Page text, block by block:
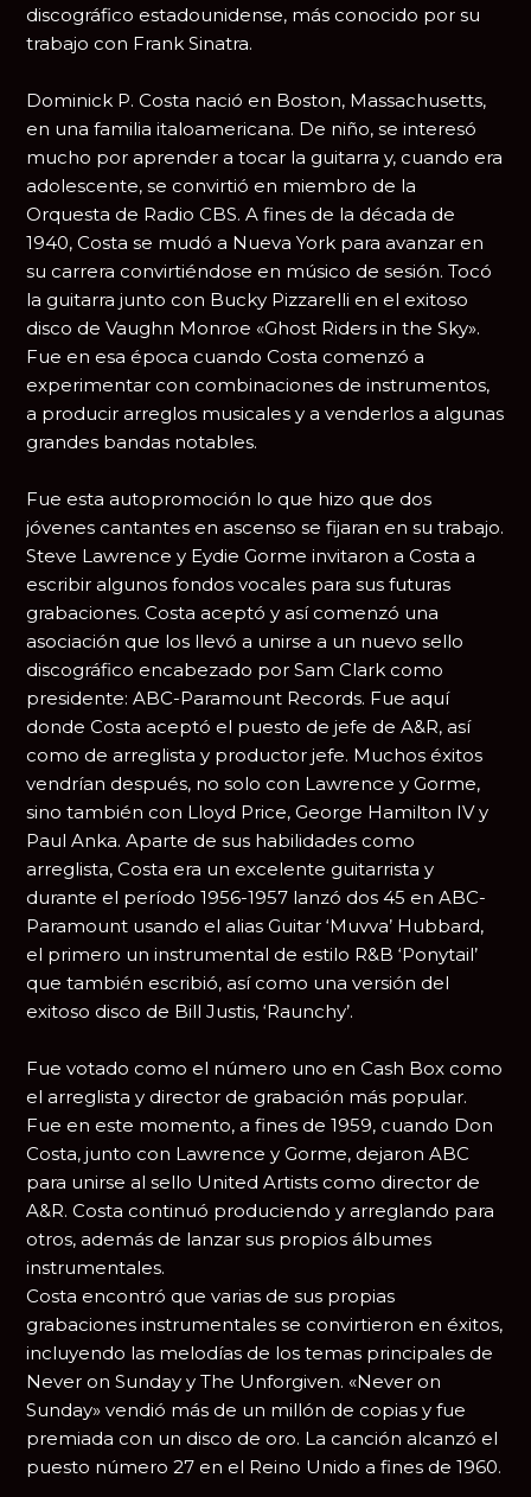
discográfico estadounidense, más conocido por su
trabajo con Frank Sinatra.
Dominick P. Costa nació en Boston, Massachusetts,
en una familia italoamericana. De niño, se interesó
mucho por aprender a tocar la guitarra y, cuando era
adolescente, se convirtió en miembro de la
Orquesta de Radio CBS. A fines de la década de
1940, Costa se mudó a Nueva York para avanzar en
su carrera convirtiéndose en músico de sesión. Tocó
la guitarra junto con Bucky Pizzarelli en el exitoso
disco de Vaughn Monroe «Ghost Riders in the Sky».
Fue en esa época cuando Costa comenzó a
experimentar con combinaciones de instrumentos,
a producir arreglos musicales y a venderlos a algunas
grandes bandas notables.
Fue esta autopromoción lo que hizo que dos
jóvenes cantantes en ascenso se fijaran en su trabajo.
Steve Lawrence y Eydie Gorme invitaron a Costa a
escribir algunos fondos vocales para sus futuras
grabaciones. Costa aceptó y así comenzó una
asociación que los llevó a unirse a un nuevo sello
discográfico encabezado por Sam Clark como
presidente: ABC-Paramount Records. Fue aquí
donde Costa aceptó el puesto de jefe de A&R, así
como de arreglista y productor jefe. Muchos éxitos
vendrían después, no solo con Lawrence y Gorme,
sino también con Lloyd Price, George Hamilton IV y
Paul Anka. Aparte de sus habilidades como
arreglista, Costa era un excelente guitarrista y
durante el período 1956-1957 lanzó dos 45 en ABC-
Paramount usando el alias Guitar ‘Muvva’ Hubbard,
el primero un instrumental de estilo R&B ‘Ponytail’
que también escribió, así como una versión del
exitoso disco de Bill Justis, ‘Raunchy’.
Fue votado como el número uno en Cash Box como
el arreglista y director de grabación más popular.
Fue en este momento, a fines de 1959, cuando Don
Costa, junto con Lawrence y Gorme, dejaron ABC
para unirse al sello United Artists como director de
A&R. Costa continuó produciendo y arreglando para
otros, además de lanzar sus propios álbumes
instrumentales.
Costa encontró que varias de sus propias
grabaciones instrumentales se convirtieron en éxitos,
incluyendo las melodías de los temas principales de
Never on Sunday y The Unforgiven. «Never on
Sunday» vendió más de un millón de copias y fue
premiada con un disco de oro. La canción alcanzó el
puesto número 27 en el Reino Unido a fines de 1960.